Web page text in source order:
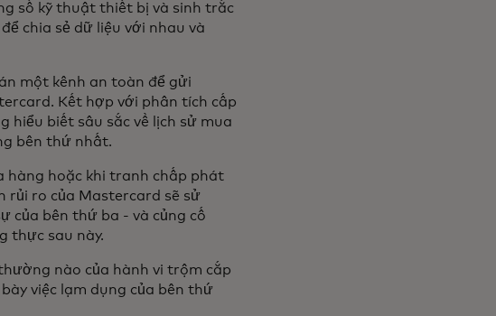
số kỹ thuật thiết bị và sinh trắc
chia sẻ dữ liệu với nhau và
một kênh an toàn để gửi
Kết hợp với phân tích cấp
hiểu biết sâu sắc về lịch sử mua
bên thứ nhất.
hàng hoặc khi tranh chấp phát
rủi ro của Mastercard sẽ sử
của bên thứ ba - và củng cố
thực sau này.
nào của hành vi trộm cắp
việc lạm dụng của bên thứ